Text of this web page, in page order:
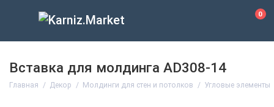
0
Вставка для молдинга AD308-14
Главная Декор Молдинги для стен и потолков Угловые элементы